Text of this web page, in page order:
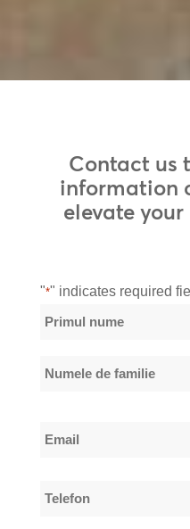
Contact us
information
elevate your
"*" indicates required
Nume
de
Email
Telefon